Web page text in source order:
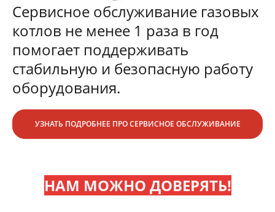
Сервисное обслуживание газовых
котлов не менее 1 раза в год
помогает поддерживать
стабильную и безопасную работу
оборудования.
УЗНАТЬ ПОДРОБНЕЕ ПРО СЕРВИСНОЕ ОБСЛУЖИВАНИЕ
НАМ МОЖНО ДОВЕРЯТЬ!